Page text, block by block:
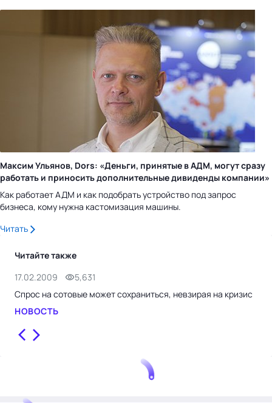
Максим Ульянов, Dors: «Деньги, принятые в АДМ, могут сразу
работать и приносить дополнительные дивиденды компании»
Как работает АДМ и как подобрать устройство под запрос
бизнеса, кому нужна кастомизация машины.
Читать
Читайте также
17.02.2009
5,631
Спрос на сотовые может сохраниться, невзирая на кризис
НОВОСТЬ